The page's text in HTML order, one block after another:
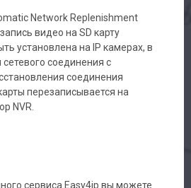
Network Replenishment
видео на SD карту
установлена на IP камерах, в
соединения с
соединения
перезаписывается на
NVR.
сервиса Easy4ip вы можете